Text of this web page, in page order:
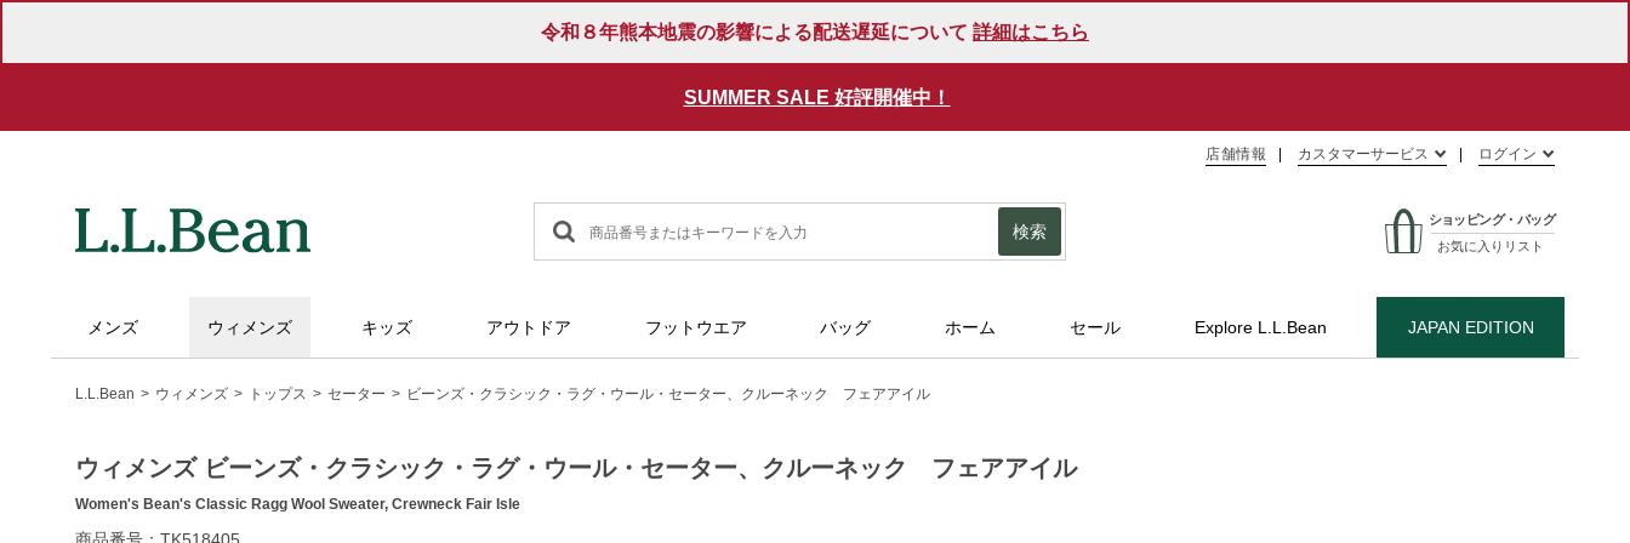
令和８年熊本地震の影響による配送遅延について 詳細はこちら
SUMMER SALE 好評開催中！
オンラインストア・カタログで1回のご注文金額合計￥5,000
店舗情報 カスタマーサービス ログイン
検索
ショッピング・バッグ
お気に入りリスト
メンズ ウィメンズ キッズ アウトドア フットウエア バッグ ホーム セール Explore L.L.Bean JAPAN EDITION
L.L.Bean ウィメンズ トップス セーター ビーンズ・クラシック・ラグ・ウール・セーター、クルーネック フェアアイル
ウィメンズ ビーンズ・クラシック・ラグ・ウール・セーター、クルーネック フェアアイル
Women's Bean's Classic Ragg Wool Sweater, Crewneck Fair Isle
https://www.llbean.co.jp/womens/tops/sweater/g/P127340.html